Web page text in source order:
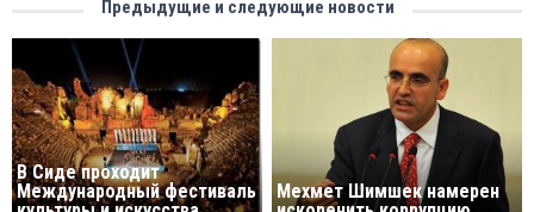
Предыдущие и следующие новости
В Сиде проходит
Международный фестиваль
Мехмет Шимшек намерен